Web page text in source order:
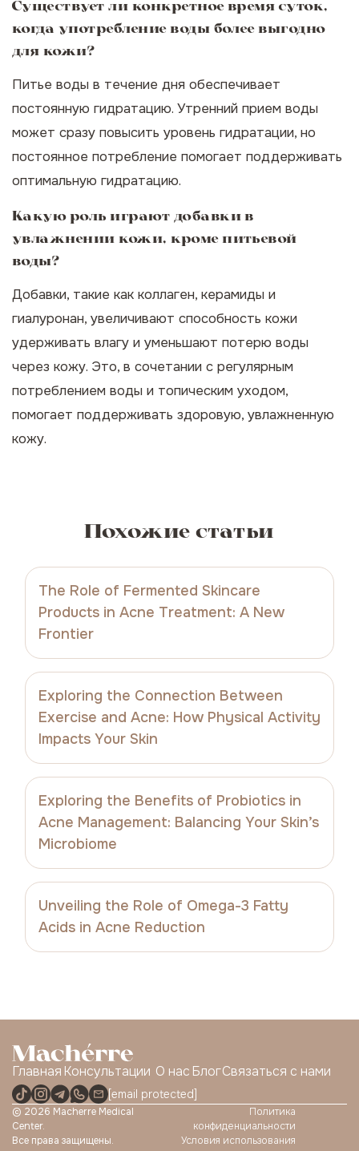
Существует ли конкретное время суток,
когда употребление воды более выгодно
для кожи?
Питье воды в течение дня обеспечивает
постоянную гидратацию. Утренний прием воды
может сразу повысить уровень гидратации, но
постоянное потребление помогает поддерживать
оптимальную гидратацию.
Какую роль играют добавки в
увлажнении кожи, кроме питьевой
воды?
Добавки, такие как коллаген, керамиды и
гиалуронан, увеличивают способность кожи
удерживать влагу и уменьшают потерю воды
через кожу. Это, в сочетании с регулярным
потреблением воды и топическим уходом,
помогает поддерживать здоровую, увлажненную
кожу.
Похожие статьи
The Role of Fermented Skincare
Products in Acne Treatment: A New
Frontier
Exploring the Connection Between
Exercise and Acne: How Physical Activity
Impacts Your Skin
Exploring the Benefits of Probiotics in
Acne Management: Balancing Your Skin’s
Microbiome
Unveiling the Role of Omega-3 Fatty
Acids in Acne Reduction
Главная Консультации О нас БлогСвязаться с нами
[email protected]
© 2026 Macherre Medical
Center.
Все права защищены.
Политика
конфиденциальности
Условия использования